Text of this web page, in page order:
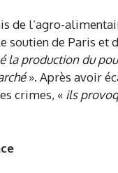
de l’agro-
de Paris et
la production du
». Après avoir
crimes, « ils